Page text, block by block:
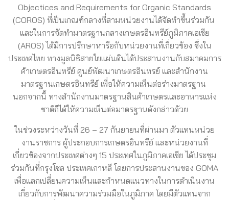
Objectices and Requirements for Organic Standards
(COROS) ที่เป็นเกณฑ์กลางที่สามหน่วยงานได้จัดทำขึ้นร่วมกัน
และในการจัดทำมาตรฐานกลางเกษตรอินทรีย์ภูมิภาคเอเชีย
(AROS) ได้มีการปรึกษาหารือกับหน่วยงานที่เกี่ยวข้อง ซึ่งใน
ประเทศไทย ทางมูลนิธิสายใยแผ่นดินได้ประสานงานกับสมาคมการ
ค้าเกษตรอินทรีย์ ศูนย์พัฒนาเกษตรอินทรย์ และสำนักงาน
มาตรฐานเกษตรอินทรีย์ เพื่อให้ความเห็นต่อร่างมาตรฐาน
นอกจากนี้ ทางสำนักงานมาตรฐานสินค้าเกษตรและอาหารแห่ง
ชาติก็ได้ให้ความเห็นต่อมาตรฐานดังกล่าวด้วย
ในช่วงระหว่างวันที่ 26 – 27 กันยายนที่ผ่านมา ตัวแทนหน่วย
งานราชการ ผู้ประกอบการเกษตรอินทรีย์ และหน่วยงานที่
เกี่ยวข้องจากประเทศต่างๆ 15 ประเทศในภูมิภาคเอเชีย ได้ประชุม
ร่วมกันที่กรุงโซล ประเทศเกาหลี โดยการประสานงานของ GOMA
เพื่อแลกเปลี่ยนความเห็นและกำหนดแนวทางในการดำเนินงาน
เกี่ยวกับการพัฒนาความร่วมมือในภูมิภาค โดยมีตัวแทนจาก